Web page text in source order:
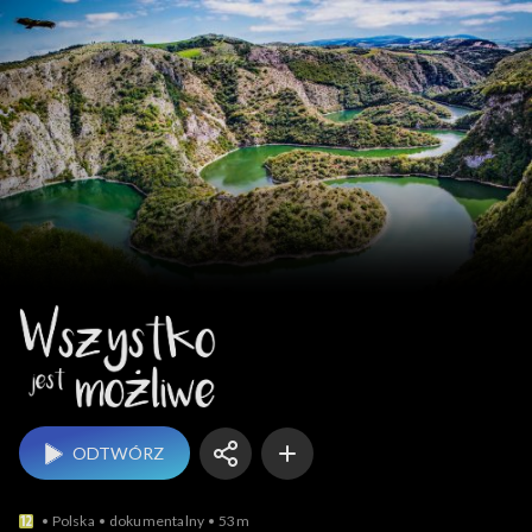
Wszystko jest możliwe
ODTWÓRZ
Polska dokumentalny 53m